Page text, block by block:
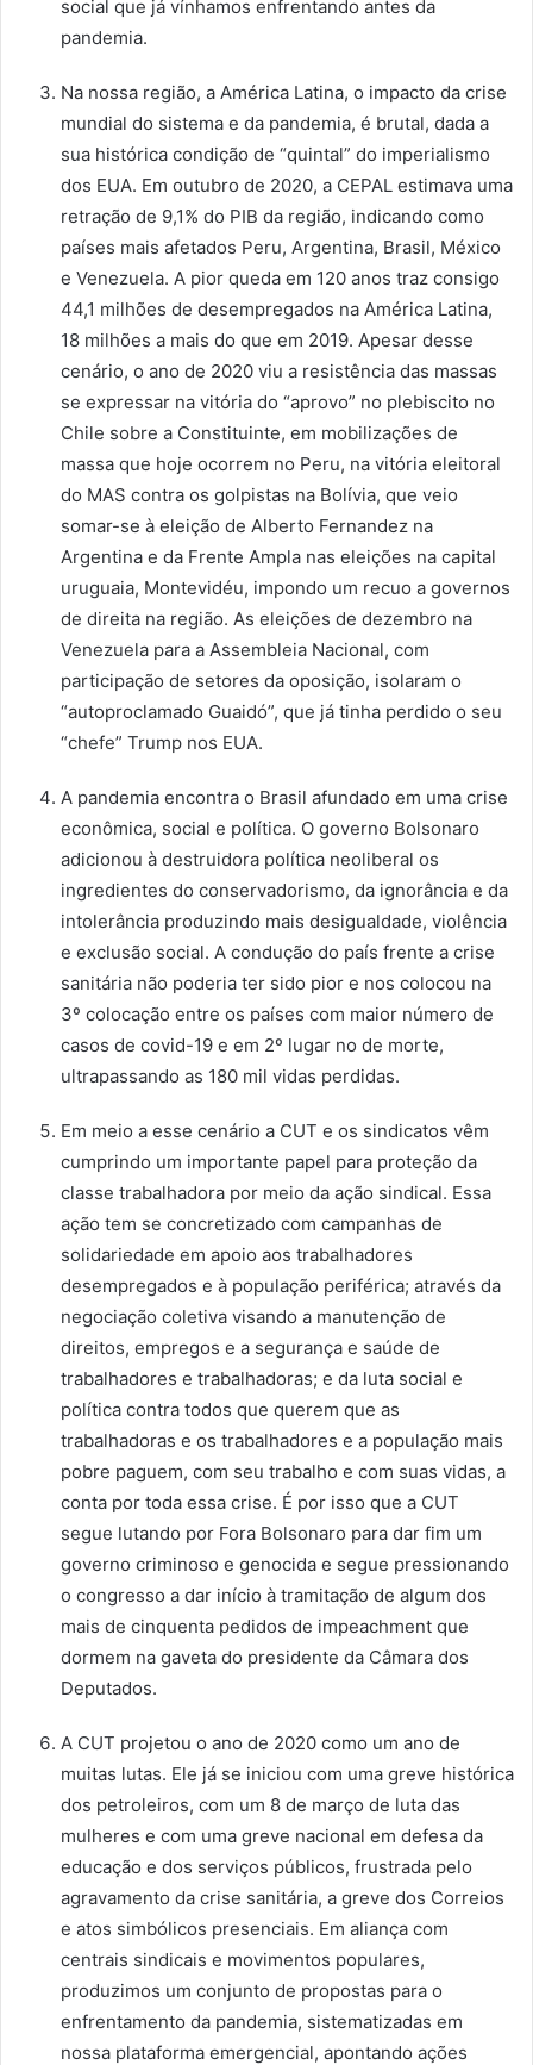
social que já vínhamos enfrentando antes da
pandemia.
Na nossa região, a América Latina, o impacto da crise
mundial do sistema e da pandemia, é brutal, dada a
sua histórica condição de “quintal” do imperialismo
dos EUA. Em outubro de 2020, a CEPAL estimava uma
retração de 9,1% do PIB da região, indicando como
países mais afetados Peru, Argentina, Brasil, México
e Venezuela. A pior queda em 120 anos traz consigo
44,1 milhões de desempregados na América Latina,
18 milhões a mais do que em 2019. Apesar desse
cenário, o ano de 2020 viu a resistência das massas
se expressar na vitória do “aprovo” no plebiscito no
Chile sobre a Constituinte, em mobilizações de
massa que hoje ocorrem no Peru, na vitória eleitoral
do MAS contra os golpistas na Bolívia, que veio
somar-se à eleição de Alberto Fernandez na
Argentina e da Frente Ampla nas eleições na capital
uruguaia, Montevidéu, impondo um recuo a governos
de direita na região. As eleições de dezembro na
Venezuela para a Assembleia Nacional, com
participação de setores da oposição, isolaram o
“autoproclamado Guaidó”, que já tinha perdido o seu
“chefe” Trump nos EUA.
A pandemia encontra o Brasil afundado em uma crise
econômica, social e política. O governo Bolsonaro
adicionou à destruidora política neoliberal os
ingredientes do conservadorismo, da ignorância e da
intolerância produzindo mais desigualdade, violência
e exclusão social. A condução do país frente a crise
sanitária não poderia ter sido pior e nos colocou na
3º colocação entre os países com maior número de
casos de covid-19 e em 2º lugar no de morte,
ultrapassando as 180 mil vidas perdidas.
Em meio a esse cenário a CUT e os sindicatos vêm
cumprindo um importante papel para proteção da
classe trabalhadora por meio da ação sindical. Essa
ação tem se concretizado com campanhas de
solidariedade em apoio aos trabalhadores
desempregados e à população periférica; através da
negociação coletiva visando a manutenção de
direitos, empregos e a segurança e saúde de
trabalhadores e trabalhadoras; e da luta social e
política contra todos que querem que as
trabalhadoras e os trabalhadores e a população mais
pobre paguem, com seu trabalho e com suas vidas, a
conta por toda essa crise. É por isso que a CUT
segue lutando por Fora Bolsonaro para dar fim um
governo criminoso e genocida e segue pressionando
o congresso a dar início à tramitação de algum dos
mais de cinquenta pedidos de impeachment que
dormem na gaveta do presidente da Câmara dos
Deputados.
A CUT projetou o ano de 2020 como um ano de
muitas lutas. Ele já se iniciou com uma greve histórica
dos petroleiros, com um 8 de março de luta das
mulheres e com uma greve nacional em defesa da
educação e dos serviços públicos, frustrada pelo
agravamento da crise sanitária, a greve dos Correios
e atos simbólicos presenciais. Em aliança com
centrais sindicais e movimentos populares,
produzimos um conjunto de propostas para o
enfrentamento da pandemia, sistematizadas em
nossa plataforma emergencial, apontando ações